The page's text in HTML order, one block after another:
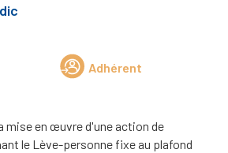
Adhérent
mise en œuvre d'une action de
le Lève-personne fixe au plafond